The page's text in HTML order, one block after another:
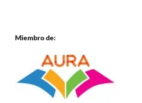
Miembro de: